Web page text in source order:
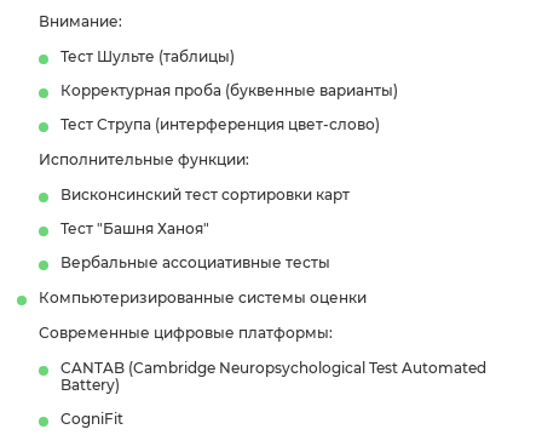
Внимание:
Тест Шульте (таблицы)
Корректурная проба (буквенные варианты)
Тест Струпа (интерференция цвет-слово)
Исполнительные функции:
Висконсинский тест сортировки карт
Тест "Башня Ханоя"
Вербальные ассоциативные тесты
Компьютеризированные системы оценки
Современные цифровые платформы:
CANTAB (Cambridge Neuropsychological Test Automated
Battery)
CogniFit